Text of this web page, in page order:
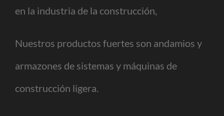
en la industria de la construcción,
Nuestros productos fuertes son andamios y
armazones de sistemas y máquinas de
construcción ligera.